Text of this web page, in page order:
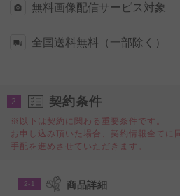
オススメのお祝い花です。
※稀少花材を利用する為、スタ
市内、福岡市内のみ）商品とな
さい。その他の地域はお問い合
ンド花をご希望の方には「
無料画像配信サービス対象
全国送料無料（一部除く）
2 契約条件
※以下は契約に関わる重要条件です。
お申し込み頂いた場合、契約情報全てに
手配を進めさせていただきます。
2-1 商品詳細